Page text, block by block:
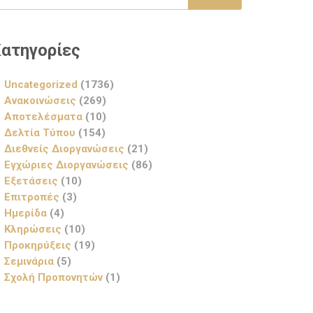
Uncategorized (1736)
Ανακοινώσεις (269)
Αποτελέσματα (10)
Δελτία Τύπου (154)
Διεθνείς Διοργανώσεις (21)
Εγχώριες Διοργανώσεις (86)
Εξετάσεις (10)
Επιτροπές (3)
Ημερίδα (4)
Κληρώσεις (10)
Προκηρύξεις (19)
Σεμινάρια (5)
Σχολή Προπονητών (1)